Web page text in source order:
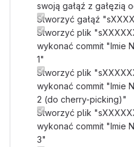
swoją gałąź z gałęzią
Stworzyć gałąź
Stworzyć plik
wykonać commit "Imie
1"
Stworzyć plik
wykonać commit "Imie
2 (do cherry-picking)"
Stworzyć plik
wykonać commit "Imie
3"